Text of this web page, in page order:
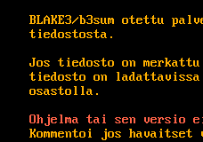
BLAKE3/b3sum otettu
tiedostosta.
Jos tiedosto on merkattu
tiedosto on
osastolla.
Ohjelma tai sen versio
Kommentoi jos